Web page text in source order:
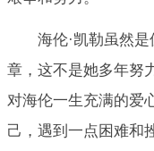
海伦·凯勒虽然
章，这不是她多年努
对海伦一生充满的爱
己，遇到一点困难和